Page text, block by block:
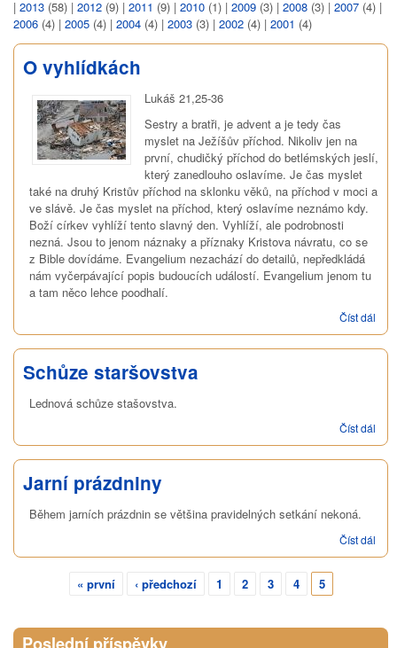
| 2013 (58) | 2012 (9) | 2011 (9) | 2010 (1) | 2009 (3) | 2008 (3) | 2007 (4) |
2006 (4) | 2005 (4) | 2004 (4) | 2003 (3) | 2002 (4) | 2001 (4)
O vyhlídkách
Lukáš 21,25-36
Sestry a bratři, je advent a je tedy čas
myslet na Ježíšův příchod. Nikoliv jen na
první, chudičký příchod do betlémských jeslí,
který zanedlouho oslavíme. Je čas myslet
také na druhý Kristův příchod na sklonku věků, na příchod v moci a
ve slávě. Je čas myslet na příchod, který oslavíme neznámo kdy.
Boží církev vyhlíží tento slavný den. Vyhlíží, ale podrobnosti
nezná. Jsou to jenom náznaky a příznaky Kristova návratu, co se
z Bible dovídáme. Evangelium nezachází do detailů, nepředkládá
nám vyčerpávající popis budoucích událostí. Evangelium jenom tu
a tam něco lehce poodhalí.
Číst dál
Schůze staršovstva
Lednová schůze stašovstva.
Číst dál
Jarní prázdniny
Během jarních prázdnin se většina pravidelných setkání nekoná.
Číst dál
« první ‹ předchozí 1 2 3 4 5
Poslední příspěvky